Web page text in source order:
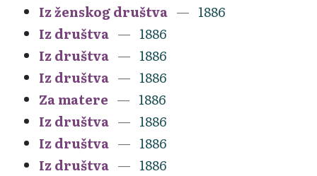
Iz ženskog društva
1886
Iz društva
1886
Iz društva
1886
Iz društva
1886
Za matere
1886
Iz društva
1886
Iz društva
1886
Iz društva
1886